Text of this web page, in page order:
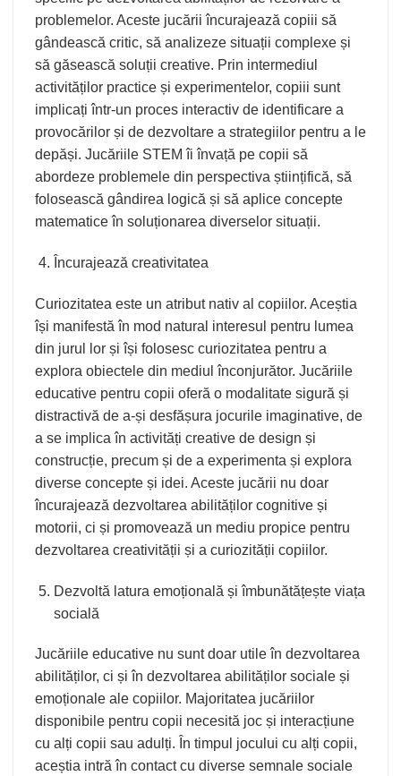
problemelor. Aceste jucării încurajează copiii să
gândească critic, să analizeze situații complexe și
să găsească soluții creative. Prin intermediul
activităților practice și experimentelor, copiii sunt
implicați într-un proces interactiv de identificare a
provocărilor și de dezvoltare a strategiilor pentru a le
depăși. Jucăriile STEM îi învață pe copii să
abordeze problemele din perspectiva științifică, să
folosească gândirea logică și să aplice concepte
matematice în soluționarea diverselor situații.
Încurajează creativitatea
Curiozitatea este un atribut nativ al copiilor. Aceștia
își manifestă în mod natural interesul pentru lumea
din jurul lor și își folosesc curiozitatea pentru a
explora obiectele din mediul înconjurător. Jucăriile
educative pentru copii oferă o modalitate sigură și
distractivă de a-și desfășura jocurile imaginative, de
a se implica în activități creative de design și
construcție, precum și de a experimenta și explora
diverse concepte și idei. Aceste jucării nu doar
încurajează dezvoltarea abilităților cognitive și
motorii, ci și promovează un mediu propice pentru
dezvoltarea creativității și a curiozității copiilor.
Dezvoltă latura emoțională și îmbunătățește viața
socială
Jucăriile educative nu sunt doar utile în dezvoltarea
abilităților, ci și în dezvoltarea abilităților sociale și
emoționale ale copiilor. Majoritatea jucăriilor
disponibile pentru copii necesită joc și interacțiune
cu alți copii sau adulți. În timpul jocului cu alți copii,
aceștia intră în contact cu diverse semnale sociale